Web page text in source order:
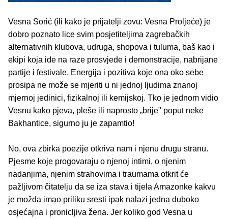
Vesna Sorić (ili kako je prijatelji zovu: Vesna Proljeće) je
dobro poznato lice svim posjetiteljima zagrebačkih
alternativnih klubova, udruga, shopova i tuluma, baš kao i
ekipi koja ide na raze prosvjede i demonstracije, nabrijane
partije i festivale. Energija i pozitiva koje ona oko sebe
prosipa ne može se mjeriti u ni jednoj ljudima znanoj
mjernoj jedinici, fizikalnoj ili kemijskoj. Tko je jednom vidio
Vesnu kako pjeva, pleše ili naprosto „brije" poput neke
Bakhantice, sigurno ju je zapamtio!
No, ova zbirka poezije otkriva nam i njenu drugu stranu.
Pjesme koje progovaraju o njenoj intimi, o njenim
nadanjima, njenim strahovima i traumama otkrit će
pažljivom čitatelju da se iza stava i tijela Amazonke kakvu
je možda imao priliku sresti ipak nalazi jedna duboko
osjećajna i pronicljiva žena. Jer koliko god Vesna u